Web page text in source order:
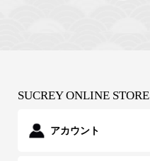
SUCREY ONLINE STORE
アカウント